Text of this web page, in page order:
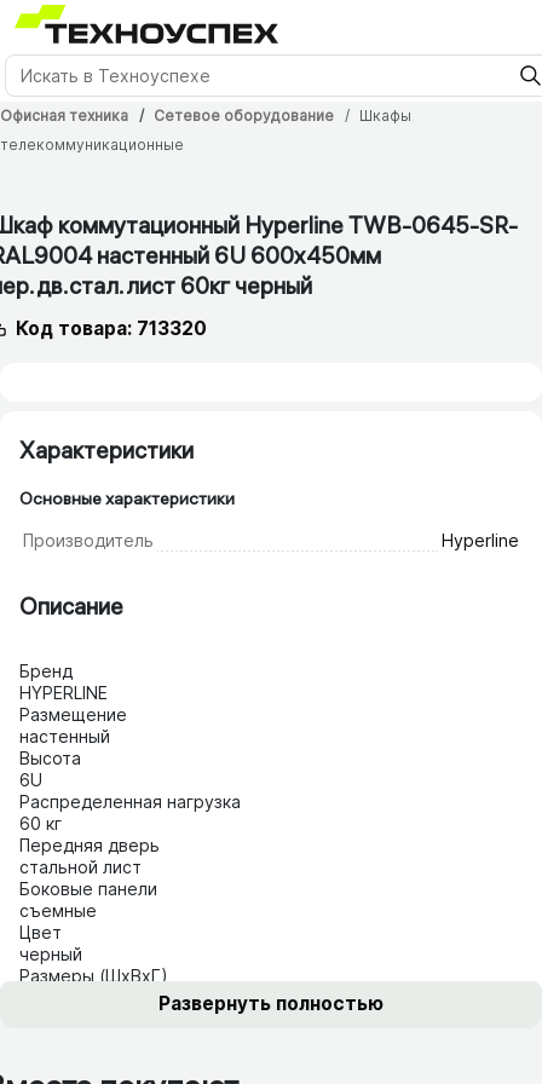
Офисная техника Сетевое оборудование
Шкафы
телекоммуникационные
коммутационный Hyperline TWB-0645-SR-
настенный 6U 600x450мм
60кг черный
Код товара: 713320
Характеристики
Основные характеристики
Производитель Hyperline
Описание
Бренд
HYPERLINE
Размещение
настенный
Высота
6U
Распределенная нагрузка
60 кг
Передняя дверь
стальной лист
Боковые панели
съемные
Цвет
черный
Размеры (ШхВхГ)
Развернуть полностью